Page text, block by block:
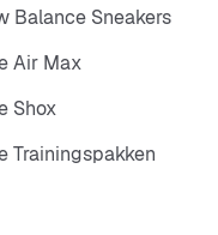
Balance Sneakers
Air Max
Shox
Trainingspakken